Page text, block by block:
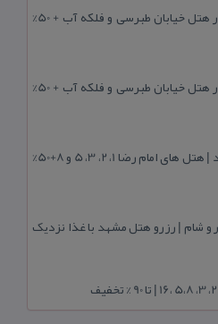
لیست هتل آپارتمان های مشهد در هتل خیابان طبرسی و فلکه آب + 50%
لیست هتل آپارتمان های مشهد در هتل خیابان طبرسی و فلکه آب + 50%
رزرو هتل در خیابان امام رضا مشهد | هتل‌ های امام رضا 1، 2، 3، 5 و 8+50%
و شام | رزرو هتل مشهد با غذا نزدیک